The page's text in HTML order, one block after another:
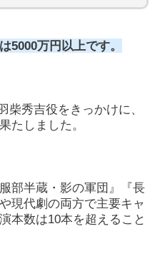
5000万円以上です。
柴秀吉役をきっかけに、
たしました。
部半蔵・影の軍団』『長
現代劇の両方で主要キャ
本数は10本を超えること